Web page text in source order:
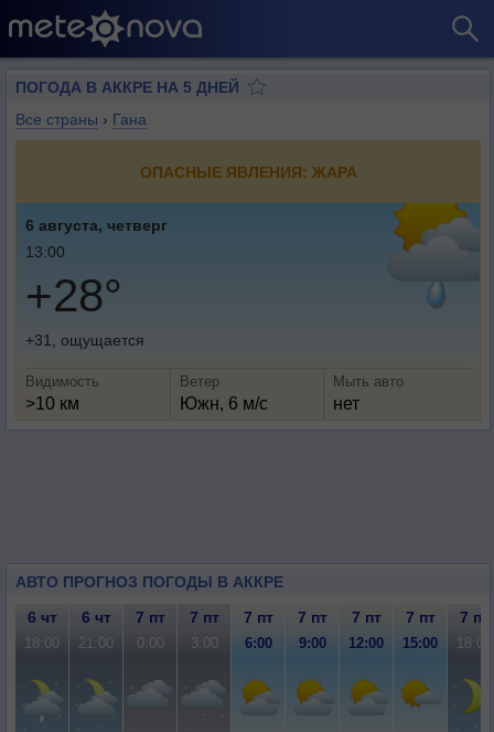
ПОГОДА В АККРЕ НА 5 ДНЕЙ
Все страны › Гана
ОПАСНЫЕ ЯВЛЕНИЯ: ЖАРА
6 августа, четверг
13:00
+28°
+31, ощущается
Видимость
>10 км
Ветер
Южн, 6 м/с
Мыть авто
нет
АВТО ПРОГНОЗ ПОГОДЫ В АККРЕ
6 чт 6 чт 7 пт 7 пт 7 пт 7 пт 7 пт 7 пт 7 пт
18:00 21:00 0:00 3:00 6:00 9:00 12:00 15:00 18:00